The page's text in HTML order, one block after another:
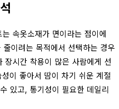
속옷소재가 면이라는 점이에
이려는 목적에서 선택하는 경우
장시간 착용이 많은 사람에게 선
이 좋아서 땀이 차기 쉬운 계절
있고, 통기성이 필요한 데일리